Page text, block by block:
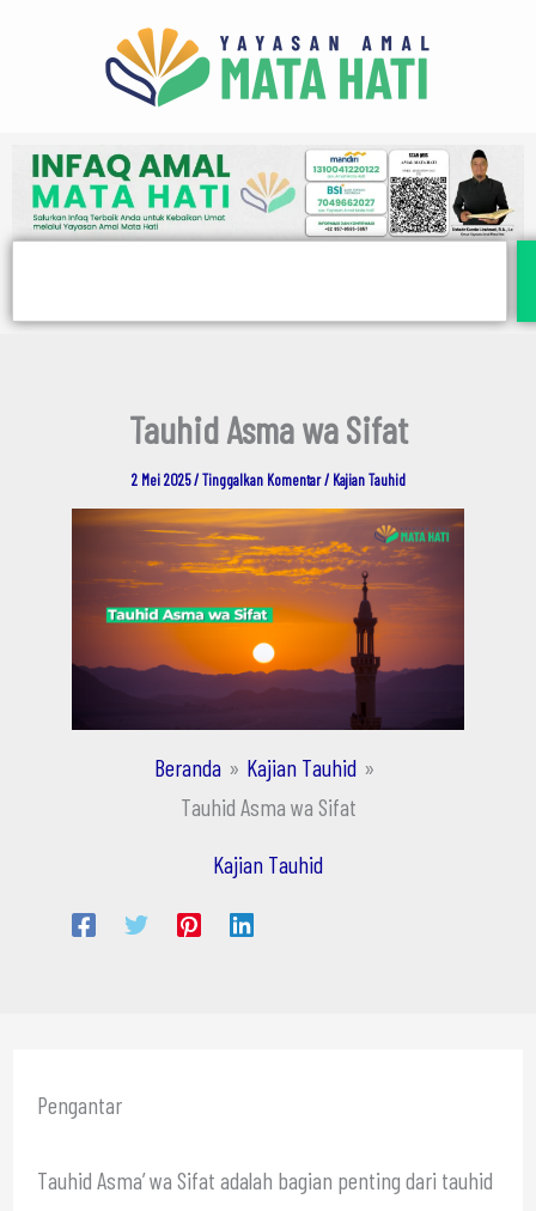
Tauhid Asma wa Sifat
2 Mei 2025/Tinggalkan Komentar / Kajian Tauhid
Beranda
Kajian Tauhid
Tauhid Asma wa Sifat
Kajian Tauhid
Pengantar
Tauhid Asma’ wa Sifat adalah bagian penting dari tauhid